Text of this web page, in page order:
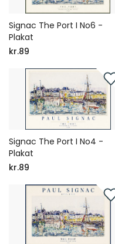
Signac The Port I No6 -
Plakat
kr.89
Signac The Port I No4 -
Plakat
kr.89